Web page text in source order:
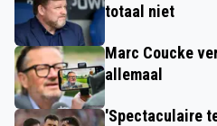
totaal niet
Marc Coucke
allemaal
'Spectaculaire